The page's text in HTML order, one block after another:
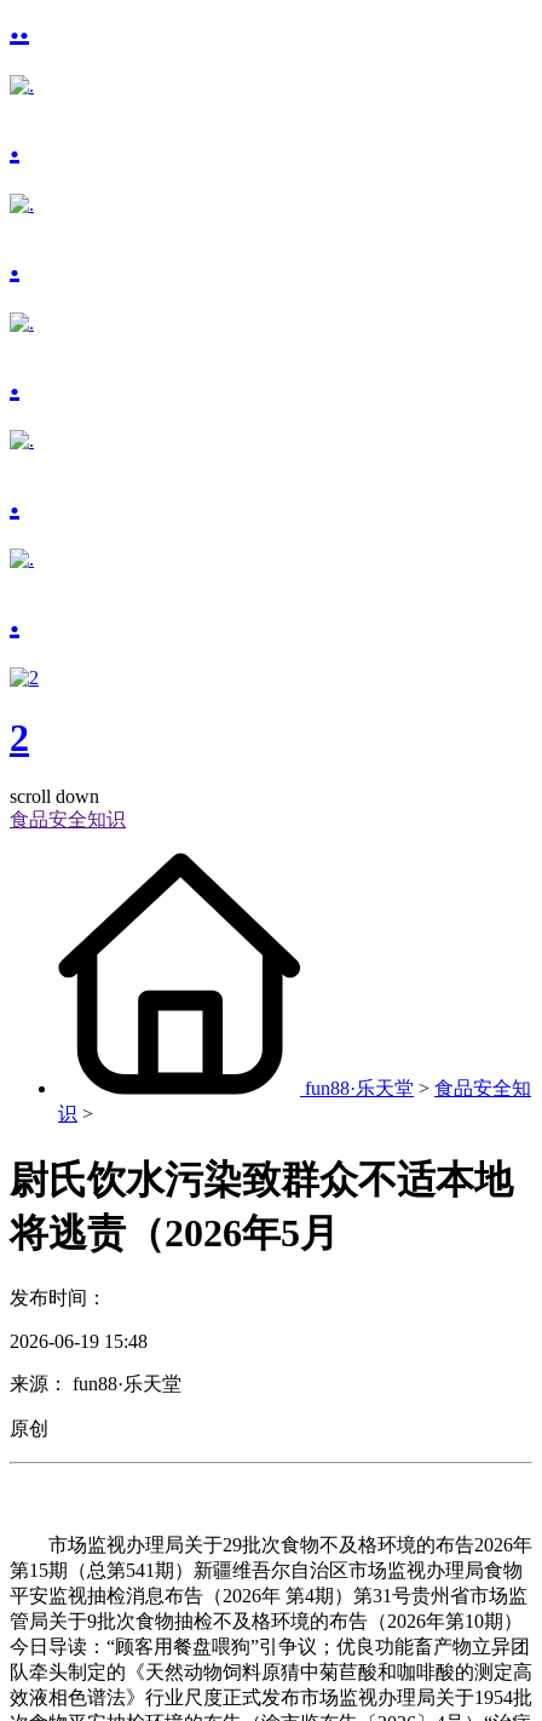
..
.
.
.
.
.
2
scroll down
食品安全知识
fun88·乐天堂 > 食品安全知
识 >
尉氏饮水污染致群众不适本地
将逃责（2026年5月
发布时间：
2026-06-19 15:48
来源： fun88·乐天堂
原创
市场监视办理局关于29批次食物不及格环境的布告2026年
第15期（总第541期）新疆维吾尔自治区市场监视办理局食物
平安监视抽检消息布告（2026年 第4期）第31号贵州省市场监
管局关于9批次食物抽检不及格环境的布告（2026年第10期）
今日导读：“顾客用餐盘喂狗”引争议；优良功能畜产物立异团
队牵头制定的《天然动物饲料原猜中菊苣酸和咖啡酸的测定高
效液相色谱法》行业尺度正式发布市场监视办理局关于1954批